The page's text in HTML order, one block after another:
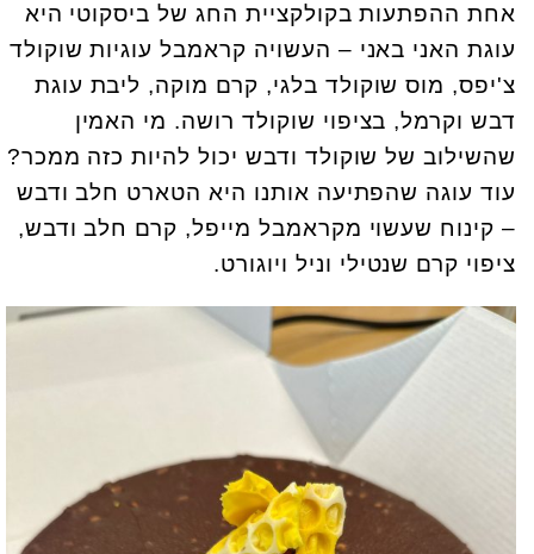
אחת ההפתעות בקולקציית החג של ביסקוטי היא
עוגת האני באני – העשויה קראמבל עוגיות שוקולד
צ'יפס, מוס שוקולד בלגי, קרם מוקה, ליבת עוגת
דבש וקרמל, בציפוי שוקולד רושה. מי האמין
שהשילוב של שוקולד ודבש יכול להיות כזה ממכר?
עוד עוגה שהפתיעה אותנו היא הטארט חלב ודבש
– קינוח שעשוי מקראמבל מייפל, קרם חלב ודבש,
ציפוי קרם שנטילי וניל ויוגורט.